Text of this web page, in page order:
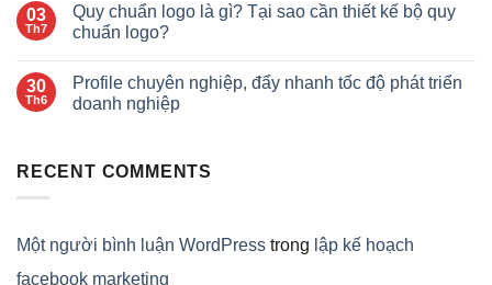
03
Th7
Quy chuẩn logo là gì? Tại sao cần thiết kế bộ quy
chuẩn logo?
30
Th6
Profile chuyên nghiệp, đẩy nhanh tốc độ phát triển
doanh nghiệp
RECENT COMMENTS
Một người bình luận WordPress trong lập kế hoạch
facebook marketing